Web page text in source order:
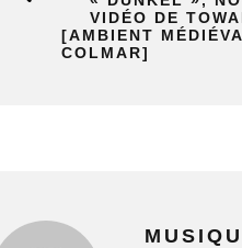
VIDÉO DE
[AMBIENT
COLMAR]